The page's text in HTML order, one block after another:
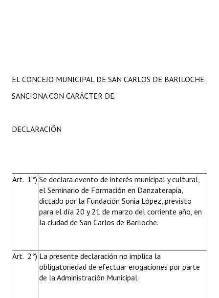
EL CONCEJO MUNICIPAL DE SAN CARLOS DE BARILOCHE
SANCIONA CON CARÁCTER DE
DECLARACIÓN
Art. 1°) Se declara evento de interés municipal y cultural,
el Seminario de Formación en Danzaterapia,
dictado por la Fundación Sonia López, previsto
para el día 20 y 21 de marzo del corriente año, en
la ciudad de San Carlos de Bariloche.
Art. 2°) La presente declaración no implica la
obligatoriedad de efectuar erogaciones por parte
de la Administración Municipal.